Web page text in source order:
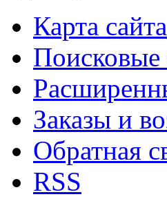
Карта сайта
Поисковые
Заказы и
Обратная
RSS